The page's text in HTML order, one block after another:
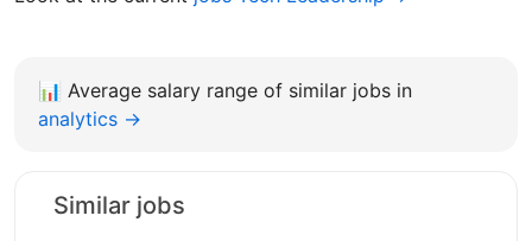
📊 Average salary range of similar jobs in
analytics →
Similar jobs